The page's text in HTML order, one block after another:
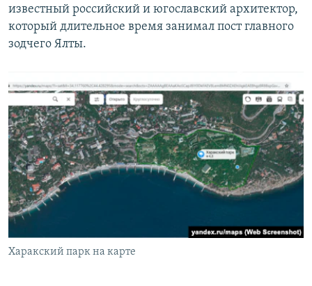
известный российский и югославский архитектор,
который длительное время занимал пост главного
зодчего Ялты.
Харакский парк на карте